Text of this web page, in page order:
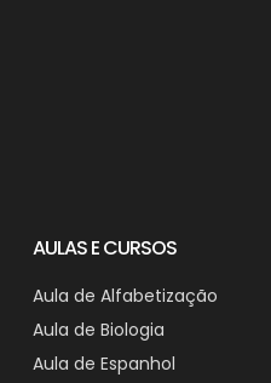
AULAS E CURSOS
Aula de Alfabetização
Aula de Biologia
Aula de Espanhol